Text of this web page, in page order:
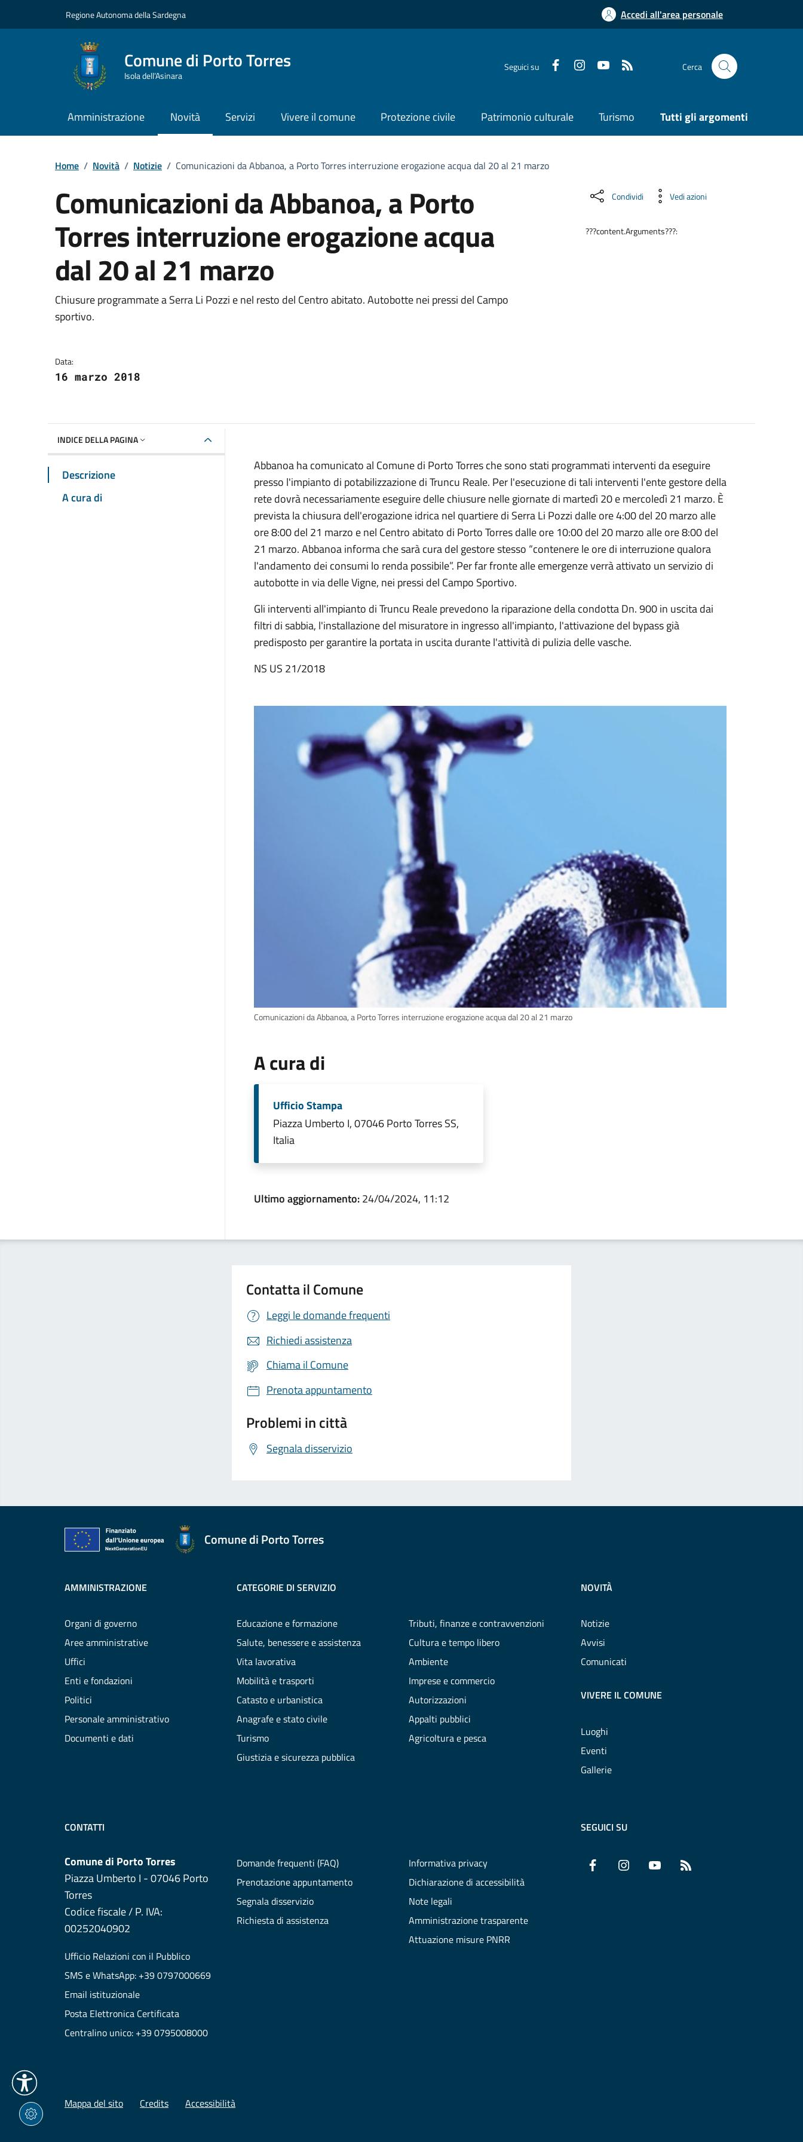
Regione Autonoma della Sardegna Accedi all'area personale
Comune di Porto Torres
Isola dell’Asinara
Seguici su Cerca
Amministrazione Novità Servizi Vivere il comune Protezione civile Patrimonio culturale Turismo Tutti gli argomenti
Home / Novità / Notizie / Comunicazioni da Abbanoa, a Porto Torres interruzione erogazione acqua dal 20 al 21 marzo
Comunicazioni da Abbanoa, a Porto
Torres interruzione erogazione acqua
dal 20 al 21 marzo
Dettagli della notizia
Chiusure programmate a Serra Li Pozzi e nel resto del Centro abitato. Autobotte nei pressi del Campo
sportivo.
Data:
16 marzo 2018
Condividi Vedi azioni
???content.Arguments???:
INDICE DELLA PAGINA
Descrizione
A cura di
Abbanoa ha comunicato al Comune di Porto Torres che sono stati programmati interventi da eseguire
presso l'impianto di potabilizzazione di Truncu Reale. Per l'esecuzione di tali interventi l'ente gestore della
rete dovrà necessariamente eseguire delle chiusure nelle giornate di martedì 20 e mercoledì 21 marzo. È
prevista la chiusura dell'erogazione idrica nel quartiere di Serra Li Pozzi dalle ore 4:00 del 20 marzo alle
ore 8:00 del 21 marzo e nel Centro abitato di Porto Torres dalle ore 10:00 del 20 marzo alle ore 8:00 del
21 marzo. Abbanoa informa che sarà cura del gestore stesso “contenere le ore di interruzione qualora
l'andamento dei consumi lo renda possibile”. Per far fronte alle emergenze verrà attivato un servizio di
autobotte in via delle Vigne, nei pressi del Campo Sportivo.
Gli interventi all'impianto di Truncu Reale prevedono la riparazione della condotta Dn. 900 in uscita dai
filtri di sabbia, l'installazione del misuratore in ingresso all'impianto, l'attivazione del bypass già
predisposto per garantire la portata in uscita durante l'attività di pulizia delle vasche.
NS US 21/2018
Comunicazioni da Abbanoa, a Porto Torres interruzione erogazione acqua dal 20 al 21 marzo
A cura di
Ufficio Stampa
Piazza Umberto I, 07046 Porto Torres SS,
Italia
Ultimo aggiornamento:24/04/2024, 11:12
Contatta il Comune
Leggi le domande frequenti
Richiedi assistenza
Chiama il Comune
Prenota appuntamento
Problemi in città
Segnala disservizio
Comune di Porto Torres
AMMINISTRAZIONE
Organi di governo
Aree amministrative
Uffici
Enti e fondazioni
Politici
Personale amministrativo
Documenti e dati
CATEGORIE DI SERVIZIO
Educazione e formazione
Salute, benessere e assistenza
Vita lavorativa
Mobilità e trasporti
Catasto e urbanistica
Anagrafe e stato civile
Turismo
Giustizia e sicurezza pubblica
Tributi, finanze e contravvenzioni
Cultura e tempo libero
Ambiente
Imprese e commercio
Autorizzazioni
Appalti pubblici
Agricoltura e pesca
NOVITÀ
Notizie
Avvisi
Comunicati
VIVERE IL COMUNE
Luoghi
Eventi
Gallerie
CONTATTI
Comune di Porto Torres
Piazza Umberto I - 07046 Porto
Torres
Codice fiscale / P. IVA:
00252040902
Ufficio Relazioni con il Pubblico
SMS e WhatsApp: +39 0797000669
Email istituzionale
Posta Elettronica Certificata
Centralino unico: +39 0795008000
Domande frequenti (FAQ)
Prenotazione appuntamento
Segnala disservizio
Richiesta di assistenza
Informativa privacy
Dichiarazione di accessibilità
Note legali
Amministrazione trasparente
Attuazione misure PNRR
SEGUICI SU
Facebook InstagramYouTube
Mappa del sito Credits Accessibilità